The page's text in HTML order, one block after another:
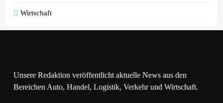
Wirtschaft
Unsere Redaktion veröffentlicht aktuelle News aus den
Bereichen Auto, Handel, Logistik, Verkehr und Wirtschaft.